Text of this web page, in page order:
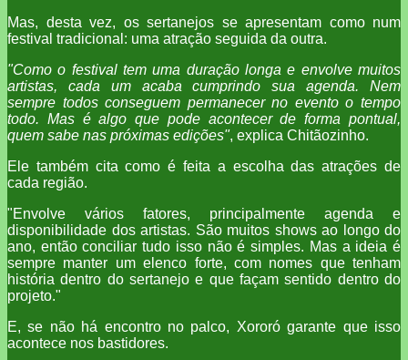
Mas, desta vez, os sertanejos se apresentam como num
festival tradicional: uma atração seguida da outra.
"Como o festival tem uma duração longa e envolve muitos
artistas, cada um acaba cumprindo sua agenda. Nem
sempre todos conseguem permanecer no evento o tempo
todo. Mas é algo que pode acontecer de forma pontual,
quem sabe nas próximas edições", explica Chitãozinho.
Ele também cita como é feita a escolha das atrações de
cada região.
"Envolve vários fatores, principalmente agenda e
disponibilidade dos artistas. São muitos shows ao longo do
ano, então conciliar tudo isso não é simples. Mas a ideia é
sempre manter um elenco forte, com nomes que tenham
história dentro do sertanejo e que façam sentido dentro do
projeto."
E, se não há encontro no palco, Xororó garante que isso
acontece nos bastidores.